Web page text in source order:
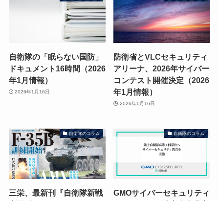
自衛隊の「眠らない国防」
ドキュメント16時間（2026
年1月情報）
2026年1月16日
防衛省とVLCセキュリティ
アリーナ、2026年サイバー
コンテスト開催決定（2026
年1月情報）
2026年1月16日
自衛隊のコラム
三栄、最新刊『自衛隊新戦
自衛隊のコラム
GMOサイバーセキュリティ